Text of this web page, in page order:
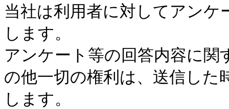
当社は利用者に対してアン
します。
アンケート等の回答内容に関
の他一切の権利は、送信した
します。